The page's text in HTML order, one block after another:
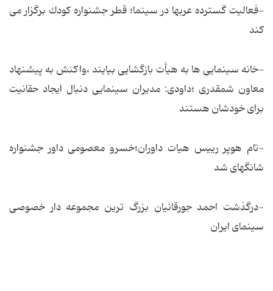
-فعالیت گسترده عربها در سینما؛ قطر جشنواره كودك برگزار مى
كند
-خانه سینمایی ها به هیأت بازگشایی بیایند ،واكنش به پیشنهاد
معاون شمقدری ؛داودی: مدیران سینمایی دنبال ایجاد حقانیت
برای خودشان هستند
-تام هوپر رییس هیات داوران؛خسرو معصومى داور جشنواره
شانگهاى شد
-درگذشت احمد جورقانیان بزرگ ترین مجموعه دار خصوصى
سینماى ایران